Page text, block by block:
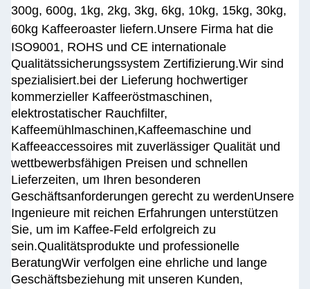
300g, 600g, 1kg, 2kg, 3kg, 6kg, 10kg, 15kg, 30kg,
60kg Kaffeeroaster liefern.Unsere Firma hat die
ISO9001, ROHS und CE internationale
Qualitätssicherungssystem Zertifizierung.Wir sind
spezialisiert.bei der Lieferung hochwertiger
kommerzieller Kaffeeröstmaschinen,
elektrostatischer Rauchfilter,
Kaffeemühlmaschinen,Kaffeemaschine und
Kaffeeaccessoires mit zuverlässiger Qualität und
wettbewerbsfähigen Preisen und schnellen
Lieferzeiten, um Ihren besonderen
Geschäftsanforderungen gerecht zu werdenUnsere
Ingenieure mit reichen Erfahrungen unterstützen
Sie, um im Kaffee-Feld erfolgreich zu
sein.Qualitätsprodukte und professionelle
BeratungWir verfolgen eine ehrliche und lange
Geschäftsbeziehung mit unseren Kunden,